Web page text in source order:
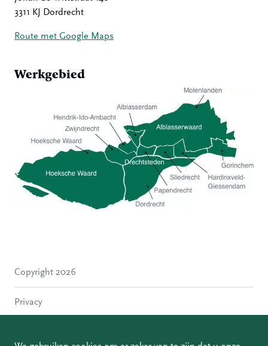
3311 KJ Dordrecht
Route met Google Maps
Werkgebied
Molenlanden
Papendrecht
Copyright 2026
Privacy